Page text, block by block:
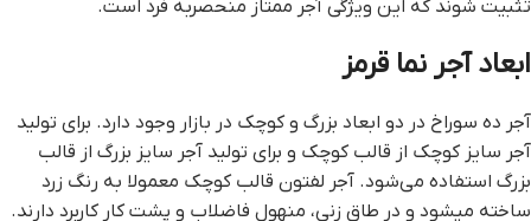
تثبیت شوند که این ویژگی آجر ممتاز منحصربه‌ فرد است.
ابعاد آجر نما قرمز
آجر ده سوراخ در دو ابعاد بزرگ و کوچک در بازار وجود دارد. برای تولید
آجر سایز کوچک از قالب کوچک و برای تولید آجر سایز بزرگ از قالب
بزرگ استفاده می‌شود. آجر لفتون قالب کوچک معمولا به رنگ زرد
ساخته میشود و در طاق زنی، منهول فاضلاب و پشت کار کاربرد دارند.